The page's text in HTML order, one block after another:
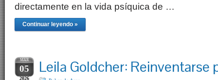
directamente en la vida psíquica de …
Continuar leyendo »
MAR
05
2026
Leila Goldcher: Reinventarse